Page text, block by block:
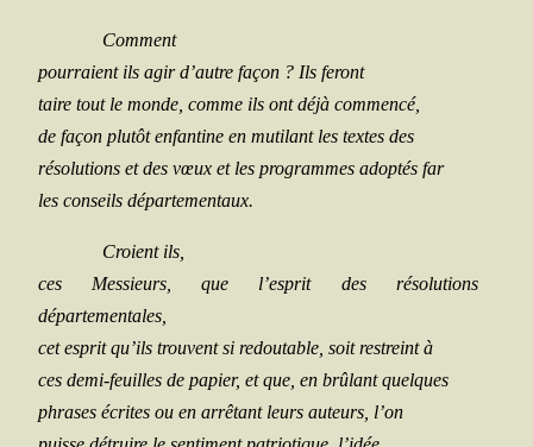
Com­ment
pour­raient ils agir d’autre façon ? Ils feront
taire tout le monde, comme ils ont déjà commencé,
de façon plu­tôt enfan­tine en muti­lant les textes des
réso­lu­tions et des vœux et les pro­grammes adop­tés far
les conseils départementaux.
Croient ils,
ces Mes­sieurs, que l’esprit des réso­lu­tions
départementales,
cet esprit qu’ils trouvent si redou­table, soit res­treint à
ces demi-feuilles de papier, et que, en brû­lant quelques
phrases écrites ou en arrê­tant leurs auteurs, l’on